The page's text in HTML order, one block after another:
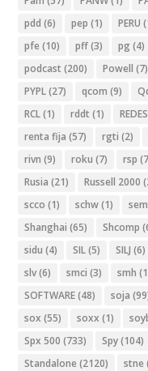
pdd (6) pep (1) PERU
pfe (10) pff(3) pg (4)
podcast (200) Powell (7)
PYPL(27) qcom (9)
RCL(1) rddt (1)
renta fija (57) rgti (2)
rivn (9) roku (7) rsp
Rusia (21) Russell 2000
scco (1) schw(1)
Shanghai (65) Shcomp
sidu (4) SIL(5) SILJ (6)
slv(6) smci (3) smh
SOFTWARE(48) soja
sox (55) soxx (1)
Spx 500 (733) Spy(104)
Standalone (2120) stne